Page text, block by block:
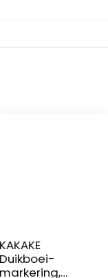
KAKAKE
Duikboei-
markering,